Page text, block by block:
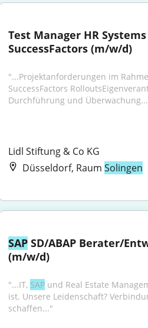
Test Manager HR
SuccessFactors (m/w/d)
"...Projektanforderungen im
SuccessFactors
Durchführung und
Lidl Stiftung & Co KG
Düsseldorf, Raum Solingen
SAP SD/ABAP Berater/
(m/w/d)
"...IT, SAP und Real Estate
ist. Unsere Leidenschaft?
schaffen..."